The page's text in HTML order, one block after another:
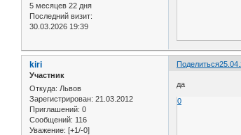
5 месяцев 22 дня
Последний визит:
30.03.2026 19:39
Поделиться
kiri
Участник
Откуда: Львов
Зарегистрирован: 21.03.2012
Приглашений: 0
Сообщений: 116
Уважение: [+1/-0]
да
0